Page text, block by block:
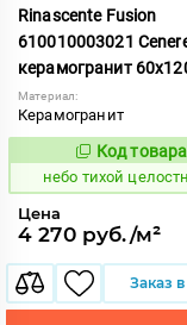
Rinascente Fusion
610010003021
керамогранит
Материал:
Керамогранит
1122118
Код
небо тихой
Цена
4 270 руб./м²
Заказ